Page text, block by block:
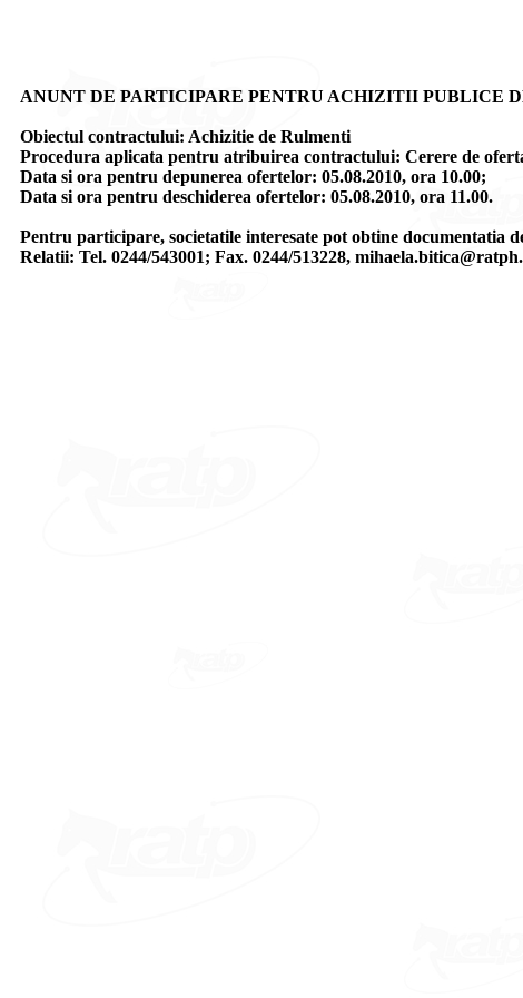
ANUNT DE PARTICIPARE PENTRU ACHIZITII PUBLICE
Obiectul contractului: Achizitie de Rulmenti
Procedura aplicata pentru atribuirea contractului: Cerere de
Data si ora pentru depunerea ofertelor: 05.08.2010, ora 10.00;
Data si ora pentru deschiderea ofertelor: 05.08.2010, ora 11.00.
Pentru participare, societatile interesate pot obtine documentatia
Relatii: Tel. 0244/543001; Fax. 0244/513228,